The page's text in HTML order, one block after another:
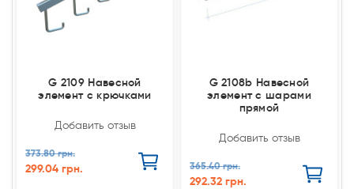
G 2109 Навесной
элемент с крючками
Добавить отзыв
373.80 грн.
299.04 грн.
G 2108b Навесной
элемент с шарами
прямой
Добавить отзыв
365.40 грн.
292.32 грн.